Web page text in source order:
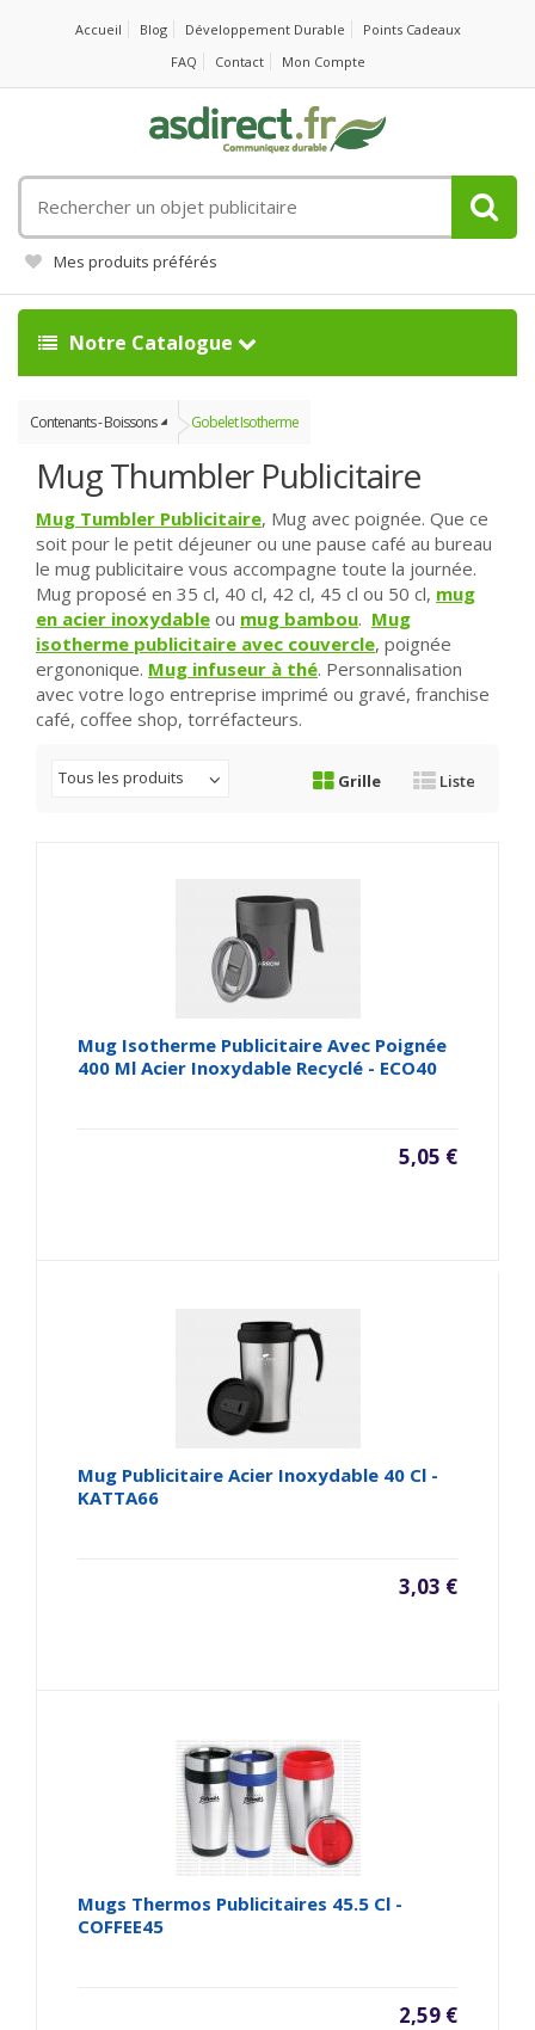
Accueil Blog Développement Durable
Points Cadeaux
FAQ
Contact Mon Compte
un
objet
publicitaire
Mes produits préférés
Notre Catalogue
Contenants - Boissons Gobelet Isotherme
Mug Thumbler Publicitaire
Mug Tumbler Publicitaire, Mug avec poignée. Que ce
soit pour le petit déjeuner ou une pause café au bureau
le mug publicitaire vous accompagne toute la journée.
Mug proposé en 35 cl, 40 cl, 42 cl, 45 cl ou 50 cl, mug
en acier inoxydable ou mug bambou. Mug
isotherme publicitaire avec couvercle, poignée
ergononique. Mug infuseur à thé. Personnalisation
avec votre logo entreprise imprimé ou gravé, franchise
café, coffee shop, torréfacteurs.
Tous les produits Grille Liste
Mug Isotherme Publicitaire Avec Poignée
400 Ml Acier Inoxydable Recyclé - ECO40
5,05 €
Mug Publicitaire Acier Inoxydable 40 Cl -
KATTA66
3,03 €
Mugs Thermos Publicitaires 45.5 Cl -
COFFEE45
2,59 €